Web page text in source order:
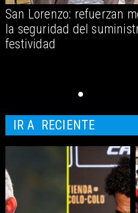
San Lorenzo: refuerzan
la seguridad del
festividad
IR A RECIENTE